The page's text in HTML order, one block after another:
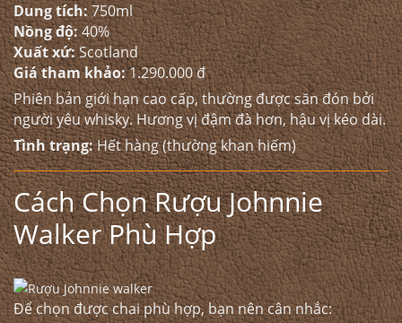
Dung tích:750ml
Nồng độ:40%
Xuất xứ:Scotland
Giá tham khảo:1.290.000 đ
Phiên bản giới hạn cao cấp, thường được săn đón bởi
người yêu whisky. Hương vị đậm đà hơn, hậu vị kéo dài.
Tình trạng:Hết hàng (thường khan hiếm)
Cách Chọn Rượu Johnnie
Walker Phù Hợp
Để chọn được chai phù hợp, bạn nên cân nhắc: